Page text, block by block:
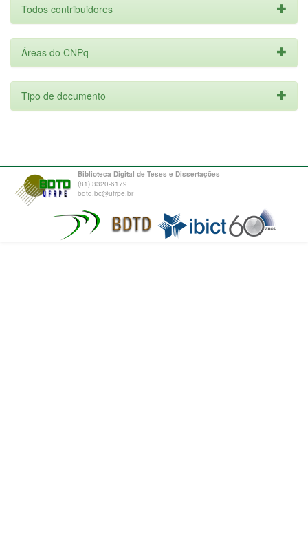
Todos contribuidores
Áreas do CNPq
Tipo de documento
Biblioteca Digital de Teses e Dissertações
(81) 3320-6179
bdtd.bc@ufrpe.br